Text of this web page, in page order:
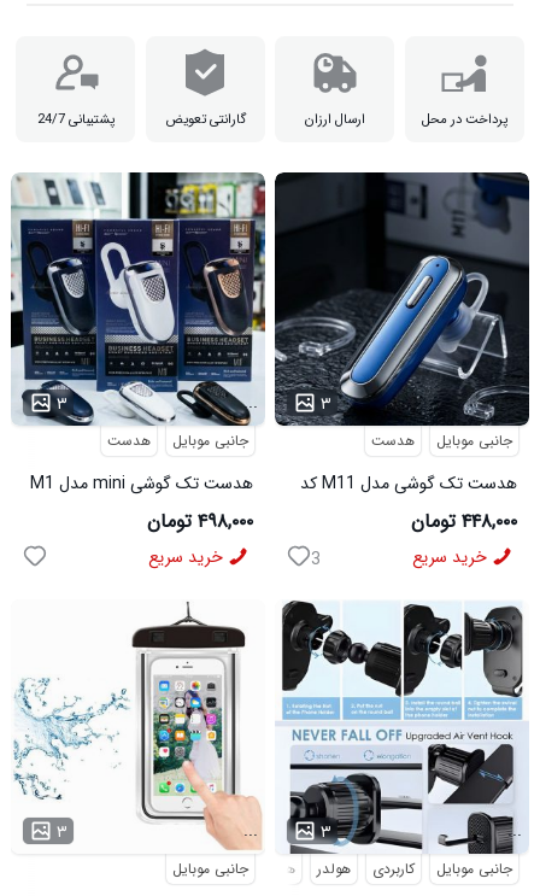
پرداخت در محل ارسال ارزان گارانتی تعویض پشتیبانی 24/7
۳ ...
جانبی موبایل هدست
هدست تک گوشی mini مدل M1
کد 6492
۴۹۸,۰۰۰ تومان
خرید سریع
۳ ...
جانبی موبایل هدست
هدست تک گوشی مدل M11 کد
6491
۴۴۸,۰۰۰ تومان
خرید سریع 3
۳ ...
جانبی موبایل
۳ ...
جانبی موبایل کاربردی هولدر هولدر موبایل